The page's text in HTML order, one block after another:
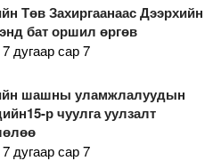
Төв Захиргаанаас Дээрхийн
бат оршил өргөв
дугаар сар 7
шашны уламжлалуудын
р чуулга уулзалт
дугаар сар 7